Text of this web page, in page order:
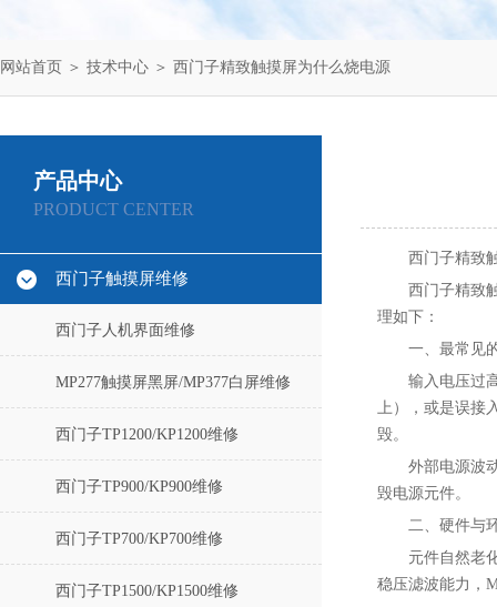
网站首页 ＞ 技术中心 ＞ 西门子精致触摸屏为什么烧电源
产品中心
PRODUCT CENTER
西门子触摸屏维修
西门子人机界面维修
MP277触摸屏黑屏/MP377白屏维修
西门子TP1200/KP1200维修
西门子TP900/KP900维修
西门子TP700/KP700维修
西门子TP1500/KP1500维修
西门子精致
西门子精致
理如下：
一、最常见
输入电压过
上），或是误接
毁。
外部电源波
毁电源元件。
二、硬件与
元件自然老
稳压滤波能力，